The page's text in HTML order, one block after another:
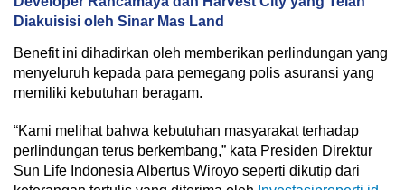
Diakuisisi oleh Sinar Mas Land
Benefit ini dihadirkan oleh memberikan perlindungan yang
menyeluruh kepada para pemegang polis asuransi yang
memiliki kebutuhan beragam.
“Kami melihat bahwa kebutuhan masyarakat terhadap
perlindungan terus berkembang,” kata Presiden Direktur
Sun Life Indonesia Albertus Wiroyo seperti dikutip dari